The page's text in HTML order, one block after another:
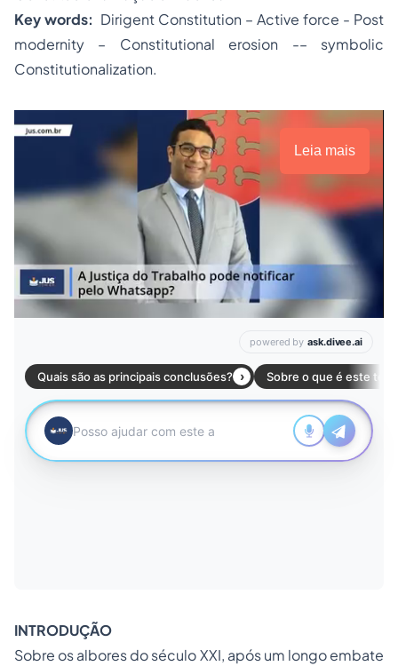
Key words: Dirigent Constitution – Active force - Post
modernity – Constitutional erosion -– symbolic
Constitutionalization.
Leia mais
INTRODUÇÃO
Sobre os albores do século XXI, após um longo embate